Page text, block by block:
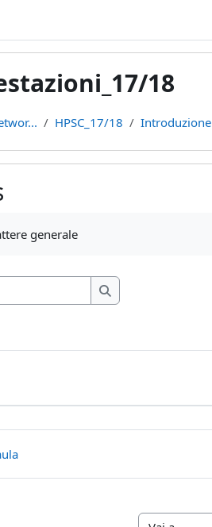
18
HPSC_17/18 Introduzione
generale
Cerca nei forum
Cerca nei forum